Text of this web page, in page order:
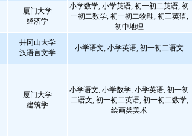
厦门大学
经济学
小学数学, 小学英语, 初一初二英语, 初
一初二数学, 初一初二物理, 初三英语,
初中地理
井冈山大学
汉语言文学
小学语文, 小学英语, 初一初二语文
厦门大学
建筑学
小学语文, 小学数学, 小学英语, 初一初
二语文, 初一初二英语, 初一初二数学,
绘画类美术